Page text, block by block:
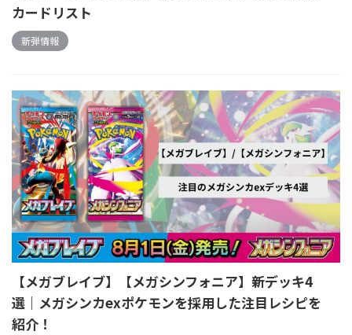
カードリスト
新弾情報
【メガブレイブ】【メガシンフォニア】新デッキ4
選｜メガシンカexポケモンを採用した注目レシピを
紹介！